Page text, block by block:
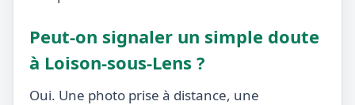
Peut-on signaler un simple doute
à Loison-sous-Lens ?
Oui. Une photo prise à distance, une